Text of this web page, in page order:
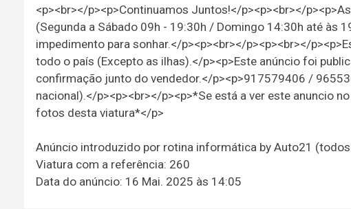
<p><br></p><p>Continuamos Juntos!</p><p><br></
(Segunda a Sábado 09h - 19:30h / Domingo 14:30h até às
impedimento para sonhar.</p><p><br></p><p><br></
todo o país (Excepto as ilhas).</p><p>Este anúncio foi
confirmação junto do vendedor.</p><p>917579406 /
nacional).</p><p><br></p><p>*Se está a ver este anuncio
fotos desta viatura*</p>
Anúncio introduzido por rotina informática by Auto21
Viatura com a referência: 260
Data do anúncio: 16 Mai. 2025 às 14:05